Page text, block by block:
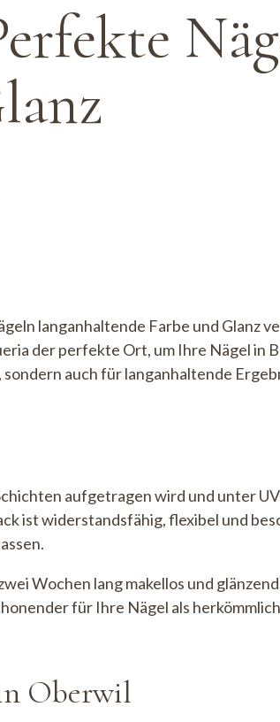
langanhaltende Farbe und Glanz
der perfekte Ort, um Ihre Nägel
auch für langanhaltende
aufgetragen wird und unter
ist widerstandsfähig, flexibel und
Wochen lang makellos und
für Ihre Nägel als
Oberwil